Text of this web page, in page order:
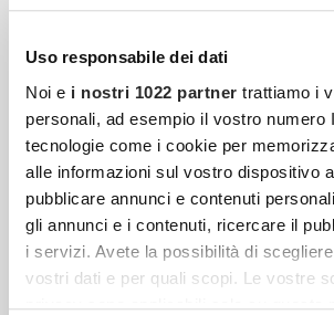
Uso responsabile dei dati
Noi e i nostri 1022 partner trattiamo i
personali, ad esempio il vostro numero
tecnologie come i cookie per
alle informazioni sul vostro dispositivo
pubblicare annunci e contenuti
gli annunci e i contenuti, ricercare il
i servizi. Avete la possibilità di
vostri dati e per quali scopi. Le vostre
privacy sono applicabili solo su questa
Come Funziona Una Vacanza In
Cosa Sapere Prima Di Salpare
Hai mai sognato di svegliarti
onde, lontano dal traffico e dalla
vacanza in barca a vela è
unica, capace di